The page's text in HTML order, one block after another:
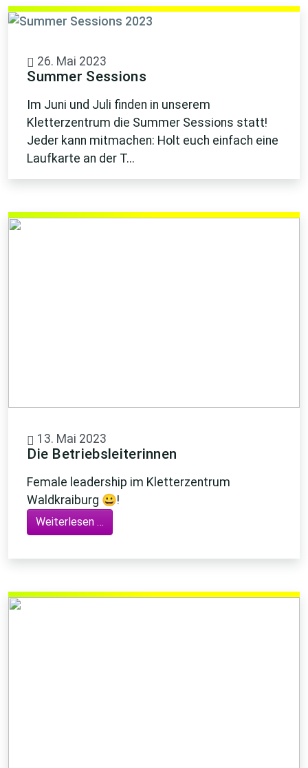
26. Mai 2023
Summer Sessions
Im Juni und Juli finden in unserem
Kletterzentrum die Summer Sessions statt!
Jeder kann mitmachen: Holt euch einfach eine
Laufkarte an der T...
13. Mai 2023
Die Betriebsleiterinnen
Female leadership im Kletterzentrum
Waldkraiburg 😀!
Weiterlesen …